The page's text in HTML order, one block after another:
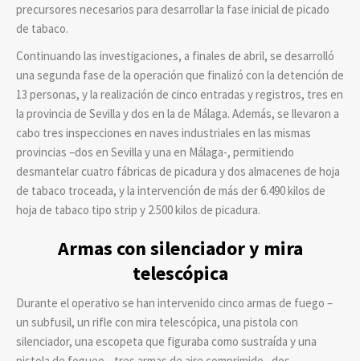
precursores necesarios para desarrollar la fase inicial de picado
de tabaco.
Continuando las investigaciones, a finales de abril, se desarrolló
una segunda fase de la operación que finalizó con la detención de
13 personas, y la realización de cinco entradas y registros, tres en
la provincia de Sevilla y dos en la de Málaga. Además, se llevaron a
cabo tres inspecciones en naves industriales en las mismas
provincias –dos en Sevilla y una en Málaga-, permitiendo
desmantelar cuatro fábricas de picadura y dos almacenes de hoja
de tabaco troceada, y la intervención de más der 6.490 kilos de
hoja de tabaco tipo strip y 2.500 kilos de picadura.
Armas con silenciador y mira
telescópica
Durante el operativo se han intervenido cinco armas de fuego –
un subfusil, un rifle con mira telescópica, una pistola con
silenciador, una escopeta que figuraba como sustraída y una